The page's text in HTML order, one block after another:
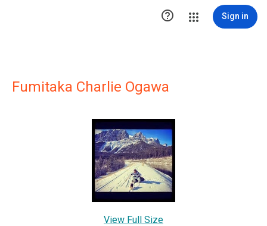
 Sign in
Fumitaka Charlie Ogawa
View Full Size